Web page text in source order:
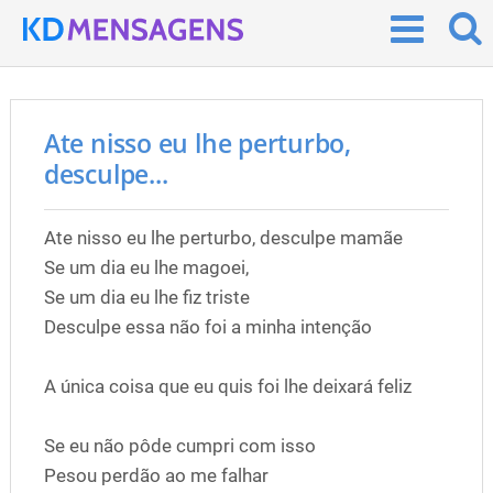
Ate nisso eu lhe perturbo,
desculpe...
Ate nisso eu lhe perturbo, desculpe mamãe
Se um dia eu lhe magoei,
Se um dia eu lhe fiz triste
Desculpe essa não foi a minha intenção
A única coisa que eu quis foi lhe deixará feliz
Se eu não pôde cumpri com isso
Pesou perdão ao me falhar